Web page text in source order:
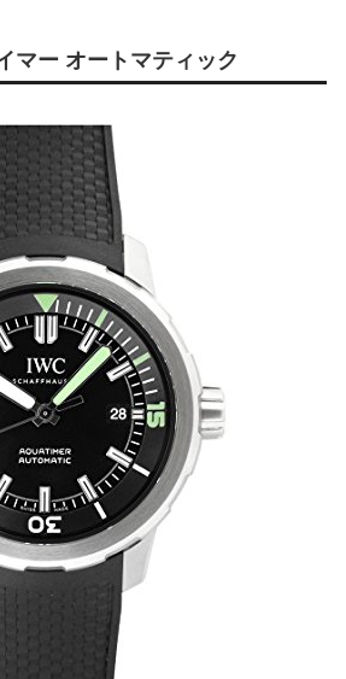
ー オートマティック